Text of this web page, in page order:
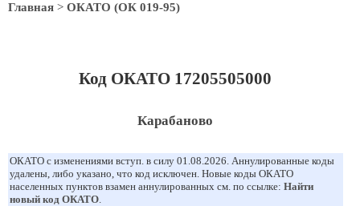
Главная > ОКАТО (ОК 019-95)
Код ОКАТО 17205505000
Карабаново
ОКАТО с изменениями вступ. в силу 01.08.2026. Аннулированные коды
удалены, либо указано, что код исключен. Новые коды ОКАТО
населенных пунктов взамен аннулированных см. по ссылке: Найти
новый код ОКАТО.